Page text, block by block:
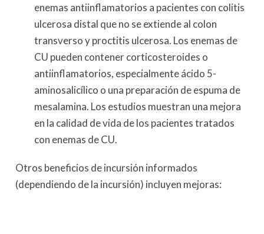
enemas antiinflamatorios a pacientes con colitis
ulcerosa distal que no se extiende al colon
transverso y proctitis ulcerosa. Los enemas de
CU pueden contener corticosteroides o
antiinflamatorios, especialmente ácido 5-
aminosalicílico o una preparación de espuma de
mesalamina. Los estudios muestran una mejora
en la calidad de vida de los pacientes tratados
con enemas de CU.
Otros beneficios de incursión informados
(dependiendo de la incursión) incluyen mejoras: